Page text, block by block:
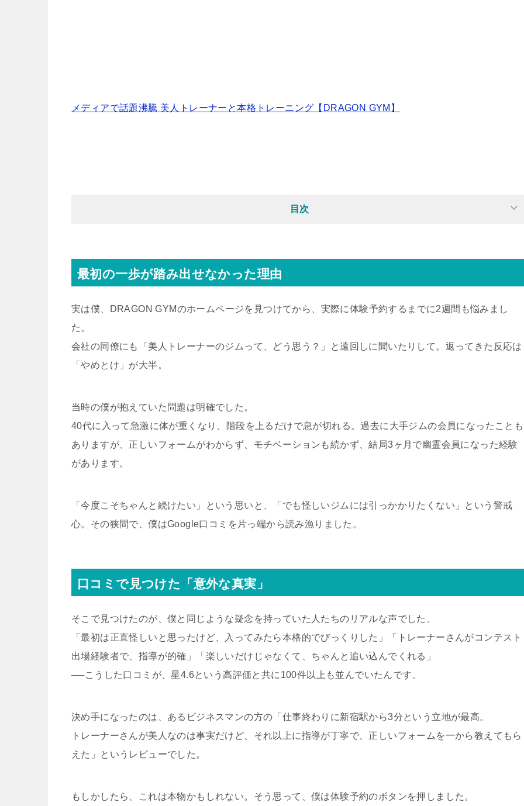
メディアで話題沸騰 美人トレーナーと本格トレーニング【DRAGON GYM】
目次
最初の一歩が踏み出せなかった理由
実は僕、DRAGON GYMのホームページを見つけてから、実際に体験予約するまでに2週間も悩みまし
た。
会社の同僚にも「美人トレーナーのジムって、どう思う？」と遠回しに聞いたりして。返ってきた反応は
「やめとけ」が大半。
当時の僕が抱えていた問題は明確でした。
40代に入って急激に体が重くなり、階段を上るだけで息が切れる。過去に大手ジムの会員になったことも
ありますが、正しいフォームがわからず、モチベーションも続かず、結局3ヶ月で幽霊会員になった経験
があります。
「今度こそちゃんと続けたい」という思いと、「でも怪しいジムには引っかかりたくない」という警戒
心。その狭間で、僕はGoogle口コミを片っ端から読み漁りました。
口コミで見つけた「意外な真実」
そこで見つけたのが、僕と同じような疑念を持っていた人たちのリアルな声でした。
「最初は正直怪しいと思ったけど、入ってみたら本格的でびっくりした」「トレーナーさんがコンテスト
出場経験者で、指導が的確」「楽しいだけじゃなくて、ちゃんと追い込んでくれる」
──こうした口コミが、星4.6という高評価と共に100件以上も並んでいたんです。
決め手になったのは、あるビジネスマンの方の「仕事終わりに新宿駅から3分という立地が最高。
トレーナーさんが美人なのは事実だけど、それ以上に指導が丁寧で、正しいフォームを一から教えてもら
えた」というレビューでした。
もしかしたら、これは本物かもしれない。そう思って、僕は体験予約のボタンを押しました。